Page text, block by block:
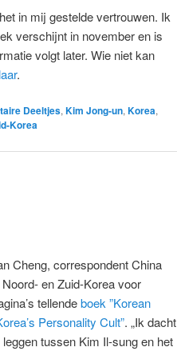
in mij gestelde vertrouwen. Ik
verschijnt in november en is
volgt later. Wie niet kan
.
Deeltjes, Kim Jong-un, Korea,
Korea
Cheng, correspondent China
en Zuid-Korea voor
tellendeboek ”Korean
Personality Cult”. „Ik dacht
tussen Kim Il-sung en het